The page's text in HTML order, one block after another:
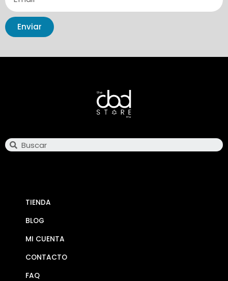
Enviar
TIENDA
BLOG
MI CUENTA
CONTACTO
FAQ